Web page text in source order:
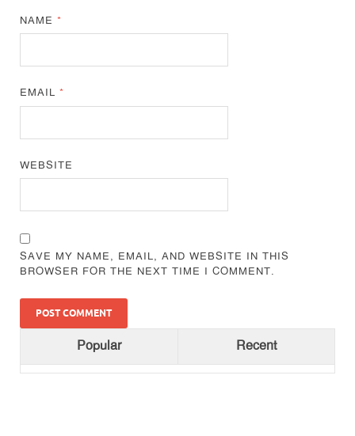
NAME*
EMAIL*
WEBSITE
SAVE MY NAME, EMAIL, AND WEBSITE IN THIS
BROWSER FOR THE NEXT TIME I COMMENT.
Popular Recent